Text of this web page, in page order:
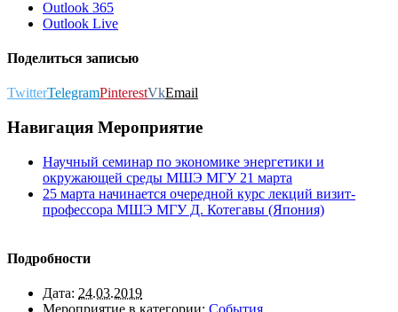
Outlook 365
Outlook Live
Поделиться записью
TwitterTelegramPinterestVkEmail
Навигация Мероприятие
Научный семинар по экономике энергетики и
окружающей среды МШЭ МГУ 21 марта
25 марта начинается очередной курс лекций визит-
профессора МШЭ МГУ Д. Котегавы (Япония)
Подробности
Дата: 24.03.2019